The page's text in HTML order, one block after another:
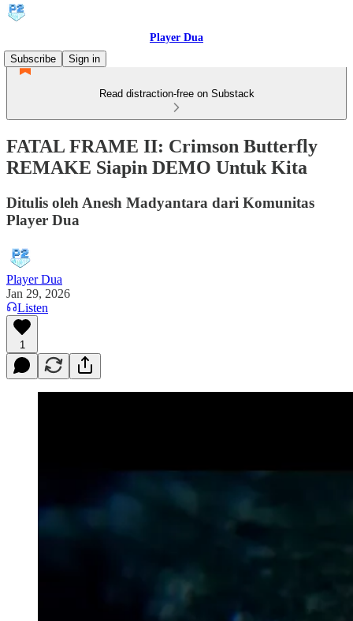
Player Dua
Subscribe
Sign in
Read distraction-free on Substack
FATAL FRAME II: Crimson Butterfly
REMAKE Siapin DEMO Untuk Kita
Ditulis oleh Anesh Madyantara dari Komunitas
Player Dua
Player Dua
Jan 29, 2026
Listen
1